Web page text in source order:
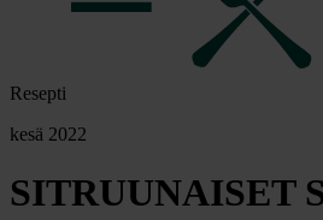
Resepti
kesä 2022
SITRUUNAISET